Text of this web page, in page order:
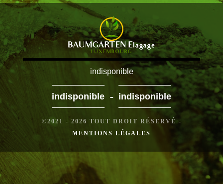
indisponible
indisponible - indisponible
©2021 - 2026 TOUT DROIT RÉSERVÉ -
MENTIONS LÉGALES